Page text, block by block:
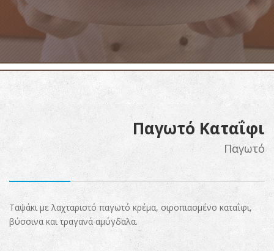
Παγωτό Καταΐφι
Παγωτό
Ταψάκι με λαχταριστό παγωτό κρέμα, σιροπιασμένο καταΐφι,
βύσσινα και τραγανά αμύγδαλα.